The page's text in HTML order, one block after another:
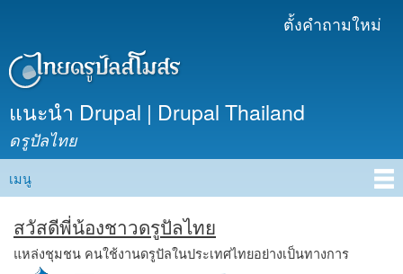
เนื้อหา
ตั้งคำถามใหม่
แนะนำ Drupal | Drupal Thailand
ดรูปัลไทย
Main menu
เมนู
สวัสดีพี่น้องชาวดรูปัลไทย
แหล่งชุมชน คนใช้งานดรูปัลในประเทศไทยอย่างเป็นทางการ